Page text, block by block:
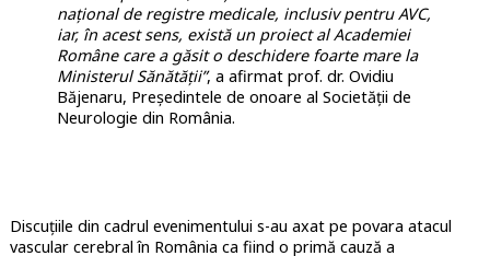
național de registre medicale, inclusiv pentru AVC,
iar, în acest sens, există un proiect al Academiei
Române care a găsit o deschidere foarte mare la
Ministerul Sănătății”, a afirmat prof. dr. Ovidiu
Băjenaru, Președintele de onoare al Societății de
Neurologie din România.
Discuțiile din cadrul evenimentului s-au axat pe povara atacul
vascular cerebral în România ca fiind o primă cauză a